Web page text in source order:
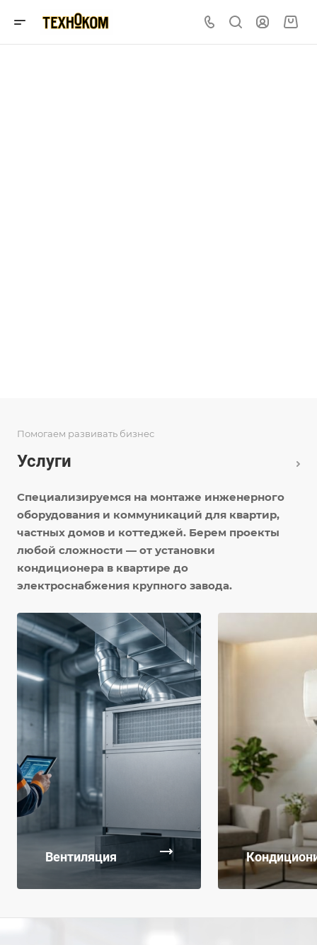
Помогаем развивать бизнес
Услуги
Специализируемся на монтаже инженерного
оборудования и коммуникаций для квартир,
частных домов и коттеджей. Берем проекты
любой сложности — от установки
кондиционера в квартире до
электроснабжения крупного завода.
Вентиляция